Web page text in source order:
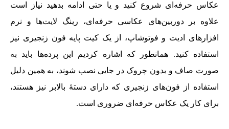
عکاس حرفه‌ای شروع کنید و یا حتی ادامه بدهید نیاز است
علاوه بر دوربین‌های عکاسی حرفه‌ای، رینگ لایت‌ها و نرم‌
افزارهای ادیت و فوتوشاپ، از یک کیت پایه فون زنجیری نیز
استفاده کنید. همانطور که اشاره کردیم این پرده‌ها باید به
صورت صاف و بدون چروک در جایی نصب شوند، به همین دلیل
استفاده از فون‌های‌‌‌ زنجیری که دارای دستۀ بالابر نیز هستند،
برای کار یک عکاس حرفه‌ای ضروری است.